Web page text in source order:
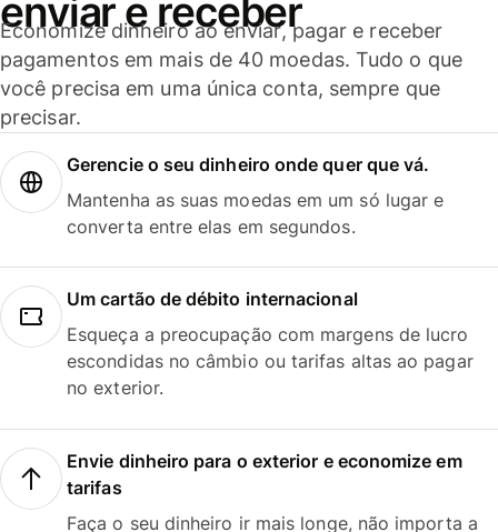
enviar e receber
Economize dinheiro ao enviar, pagar e receber
pagamentos em mais de 40 moedas. Tudo o que
você precisa em uma única conta, sempre que
precisar.
Gerencie o seu dinheiro onde quer que vá.
Mantenha as suas moedas em um só lugar e
converta entre elas em segundos.
Um cartão de débito internacional
Esqueça a preocupação com margens de lucro
escondidas no câmbio ou tarifas altas ao pagar
no exterior.
Envie dinheiro para o exterior e economize em
tarifas
Faça o seu dinheiro ir mais longe, não importa a